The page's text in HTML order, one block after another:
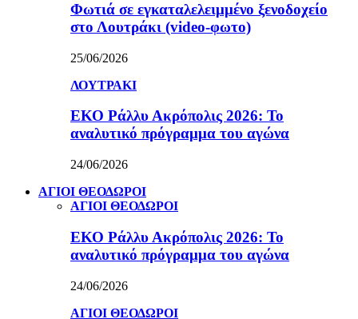
Φωτιά σε εγκαταλελειμμένο ξενοδοχείο
στο Λουτράκι (video-φωτο)
25/06/2026
ΛΟΥΤΡΑΚΙ
ΕΚΟ Ράλλυ Ακρόπολις 2026: Το
αναλυτικό πρόγραμμα του αγώνα
24/06/2026
ΑΓΙΟΙ ΘΕΟΔΩΡΟΙ
ΑΓΙΟΙ ΘΕΟΔΩΡΟΙ
ΕΚΟ Ράλλυ Ακρόπολις 2026: Το
αναλυτικό πρόγραμμα του αγώνα
24/06/2026
ΑΓΙΟΙ ΘΕΟΔΩΡΟΙ